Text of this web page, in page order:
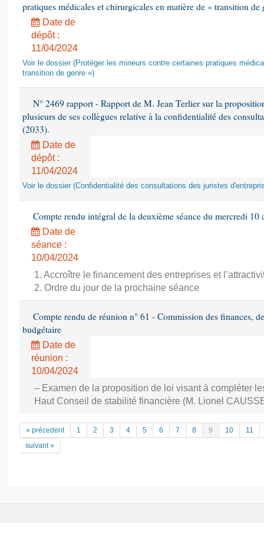
pratiques médicales et chirurgicales en matière de « transition de
Date de
dépôt :
11/04/2024
Voir le dossier (Protéger les mineurs contre certaines pratiques
transition de genre »)
N° 2469 rapport - Rapport de M. Jean Terlier sur la
plusieurs de ses collègues relative à la confidentialité des
(2033).
Date de
dépôt :
11/04/2024
Voir le dossier (Confidentialité des consultations des juristes
Compte rendu intégral de la deuxième séance du mercredi 10
Date de
séance :
10/04/2024
1. Accroître le financement des entreprises et
2. Ordre du jour de la prochaine séance
Compte rendu de réunion n° 61 - Commission des finances,
budgétaire
Date de
réunion :
10/04/2024
– Examen de la proposition de loi visant à compléter
Haut Conseil de stabilité financière (M. Lionel
« précedent 1 2 3 4 5 6 7 8 9 10
11
suivant »